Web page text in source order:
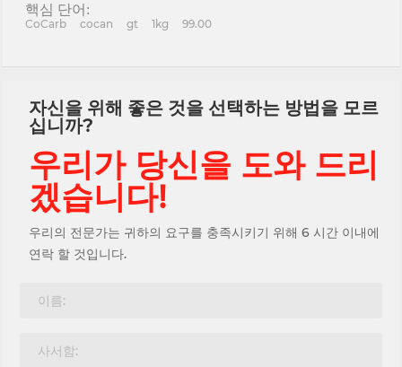
핵심 단어:
CoCarb cocan gt 1kg 99.00
자신을 위해 좋은 것을 선택하는 방법을 모르
십니까?
우리가 당신을 도와 드리
겠습니다!
우리의 전문가는 귀하의 요구를 충족시키기 위해 6 시간 이내에
연락 할 것입니다.